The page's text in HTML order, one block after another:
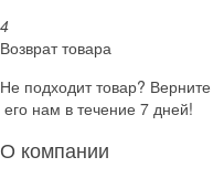
4
Возврат товара
Не подходит товар? Верните
его нам в течение 7 дней!
О компании